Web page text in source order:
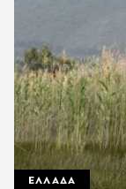
ΕΛΛΑΔΑ